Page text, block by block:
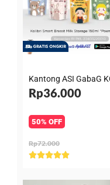
Rp36.000
50% OFF
Rp72.000
Rated